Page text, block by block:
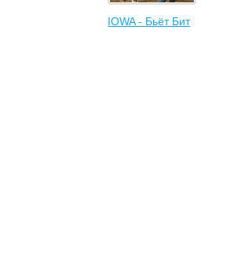
IOWA - Бьёт Бит